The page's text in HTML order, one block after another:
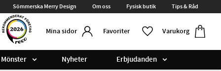
Sömmerska Merry Design Om oss Fysisk butik Tips & Råd
Mina sidor Favoriter Varukorg
Favoriter
Mönster Nyheter Erbjudanden